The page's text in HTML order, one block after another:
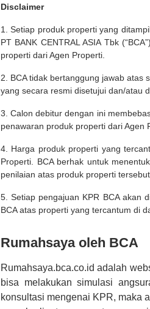
Disclaimer
1. Setiap produk properti yang
PT BANK CENTRAL ASIA Tbk
properti dari Agen Properti.
2. BCA tidak bertanggung jawab atas
yang secara resmi disetujui dan/atau
3. Calon debitur dengan ini
penawaran produk properti dari Agen
4. Harga produk properti yang
Properti. BCA berhak untuk
penilaian atas produk properti
5. Setiap pengajuan KPR BCA akan
BCA atas properti yang tercantum di
Rumahsaya oleh BCA
Rumahsaya.bca.co.id adalah
bisa melakukan simulasi
konsultasi mengenai KPR, maka